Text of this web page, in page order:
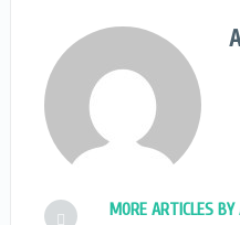
MORE ARTICLES